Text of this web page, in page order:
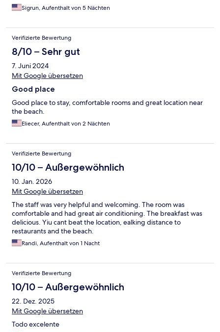
Sigrun, Aufenthalt von 5 Nächten
Verifizierte Bewertung
8/10 – Sehr gut
7. Juni 2024
Mit Google übersetzen
Good place
Good place to stay, comfortable rooms and great location near
the beach.
Eliecer, Aufenthalt von 2 Nächten
Verifizierte Bewertung
10/10 – Außergewöhnlich
10. Jan. 2026
Mit Google übersetzen
The staff was very helpful and welcoming. The room was
comfortable and had great air conditioning. The breakfast was
delicious. Yiu cant beat the location, ealking distance to
restaurants and the beach.
Randi, Aufenthalt von 1 Nacht
Verifizierte Bewertung
10/10 – Außergewöhnlich
22. Dez. 2025
Mit Google übersetzen
Todo excelente